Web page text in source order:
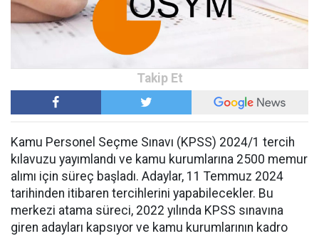
Kamu Personel Seçme Sınavı (KPSS) 2024/1 tercih
kılavuzu yayımlandı ve kamu kurumlarına 2500 memur
alımı için süreç başladı. Adaylar, 11 Temmuz 2024
tarihinden itibaren tercihlerini yapabilecekler. Bu
merkezi atama süreci, 2022 yılında KPSS sınavına
giren adayları kapsıyor ve kamu kurumlarının kadro